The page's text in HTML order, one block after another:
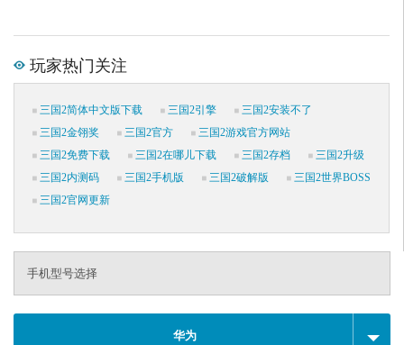
玩家热门关注
三国2简体中文版下载 三国2引擎
三国2安装不了
三国2金翎奖
三国2官方
三国2游戏官方网站
三国2免费下载
三国2在哪儿下载 三国2存档
三国2升级
三国2内测码
三国2手机版 三国2破解版
三国2世界BOSS
三国2官网更新
手机型号选择
华为